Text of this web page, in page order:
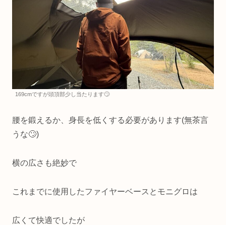
169cmですが頭頂部少し当たります🙄
腰を鍛えるか、身長を低くする必要があります(無茶言
うな🙄)
横の広さも絶妙で
これまでに使用したファイヤーベースとモニグロは
広くて快適でしたが